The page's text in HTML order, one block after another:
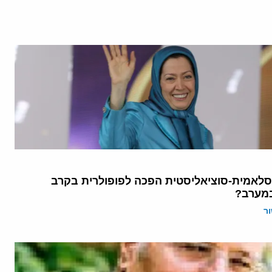
סוציאליסטית הפכה לפופולרית בקרב